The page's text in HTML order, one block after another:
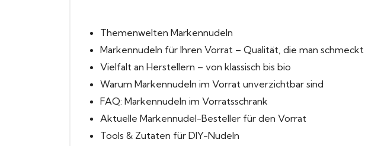
Themenwelten Markennudeln
Markennudeln für Ihren Vorrat – Qualität, die man schmeckt
Vielfalt an Herstellern – von klassisch bis bio
Warum Markennudeln im Vorrat unverzichtbar sind
FAQ: Markennudeln im Vorratsschrank
Aktuelle Markennudel-Besteller für den Vorrat
Tools & Zutaten für DIY-Nudeln